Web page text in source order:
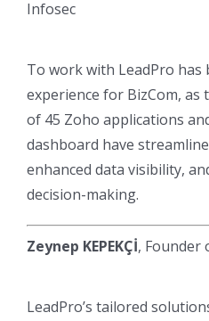
Infosec
To work with LeadPro
experience for BizCom,
of 45 Zoho applications
dashboard have
enhanced data visibility,
decision-making.
Zeynep KEPEKÇİ, Founder
LeadPro’s tailored